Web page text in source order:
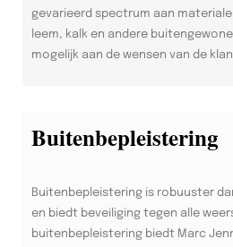
gevarieerd spectrum aan
leem, kalk en andere
mogelijk aan de wensen van de
Buitenbepleistering
Buitenbepleistering is robuuster
en biedt beveiliging tegen alle
buitenbepleistering biedt Marc